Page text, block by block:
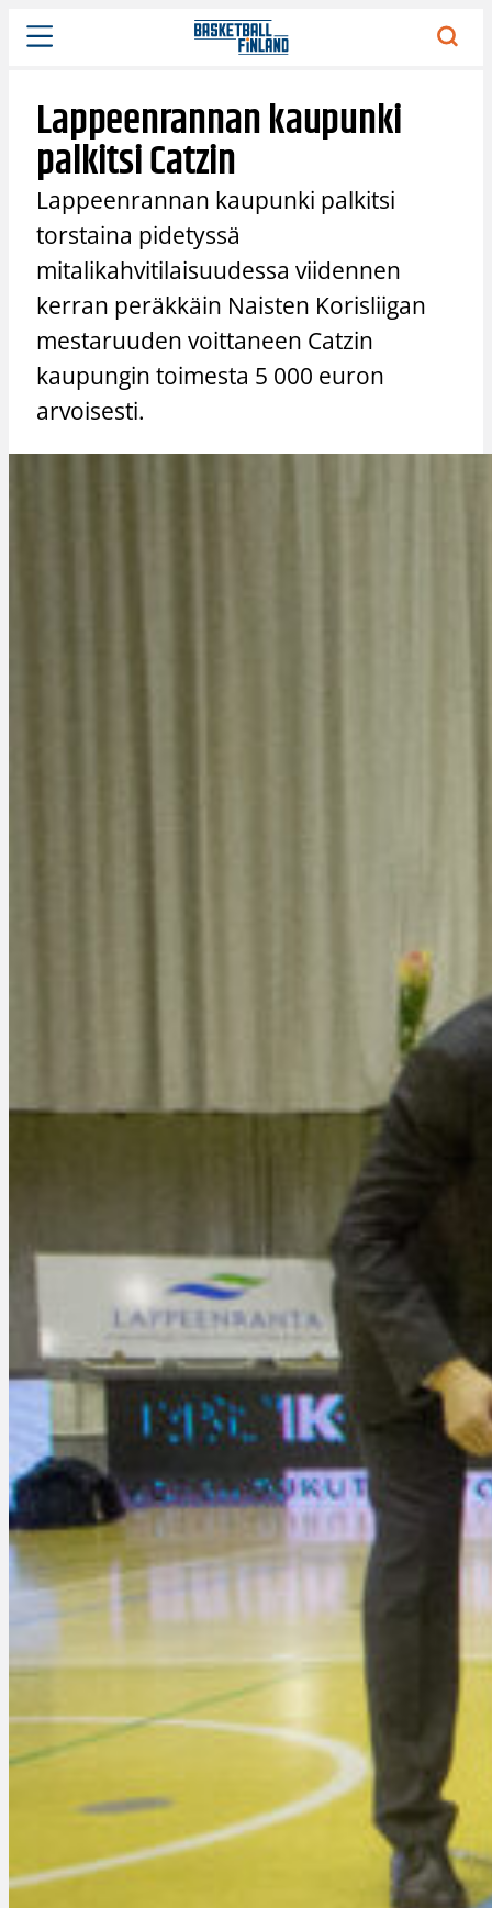
Siirry
sisältöön
Lappeenrannan kaupunki
palkitsi Catzin
Lappeenrannan kaupunki palkitsi
torstaina pidetyssä
mitalikahvitilaisuudessa viidennen
kerran peräkkäin Naisten Korisliigan
mestaruuden voittaneen Catzin
kaupungin toimesta 5 000 euron
arvoisesti.